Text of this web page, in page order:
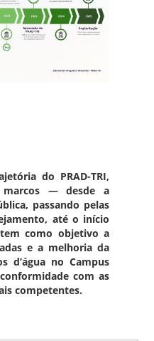
do PRAD-TRI,
marcos — desde a
passando pelas
até o início
como objetivo a
e a melhoria da
d’água no Campus
com as
competentes.